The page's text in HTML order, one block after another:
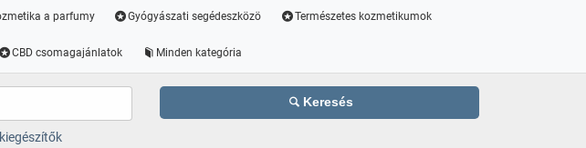
a parfumy Gyógyászati segédeszközö Természetes kozmetikumok
CBD csomagajánlatok Minden kategória
Keresés